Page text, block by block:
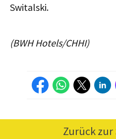
Switalski.
(BWH Hotels/CHHI)
Zurück zur